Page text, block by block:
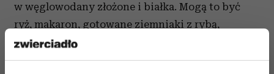
w węglowodany złożone i białka. Mogą to być
ryż, makaron, gotowane ziemniaki z rybą,
drobiem czy chudą wołowiną oraz duszone lub
świeże, lekkostrawne warzywa, cukinia, marchew,